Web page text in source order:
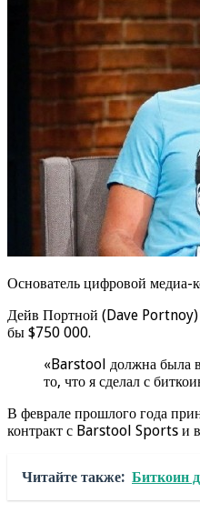
Основатель цифровой медиа-
Дейв Портной (Dave Portnoy)
бы $750 000.
«Barstool должна была
то, что я сделал с
В феврале прошлого года
контракт с Barstool Sports и
Читайте также: Биткоин